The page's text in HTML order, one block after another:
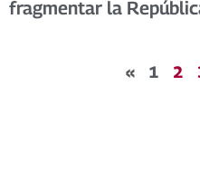
fragmentar la
« 1 2